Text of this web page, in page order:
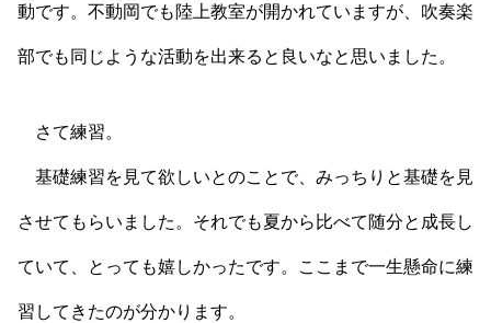
動です。不動岡でも陸上教室が開かれていますが、吹奏楽
部でも同じような活動を出来ると良いなと思いました。
さて練習。
基礎練習を見て欲しいとのことで、みっちりと基礎を見
させてもらいました。それでも夏から比べて随分と成長し
ていて、とっても嬉しかったです。ここまで一生懸命に練
習してきたのが分かります。